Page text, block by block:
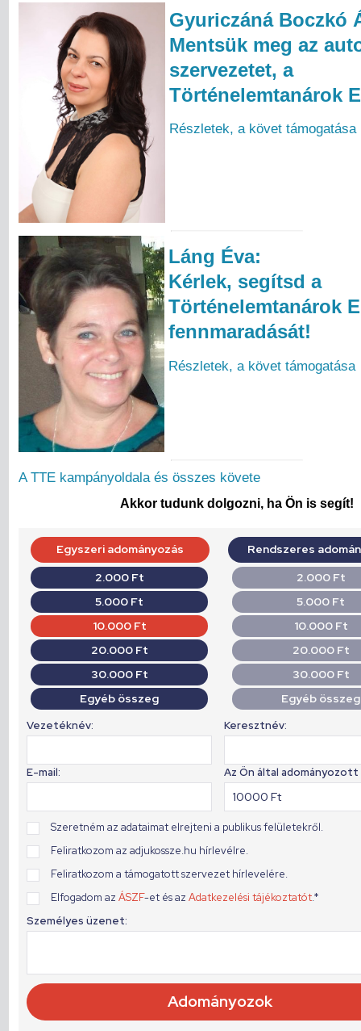
Gyuriczáná Boczkó
Mentsük meg az
szervezetet, a
Történelemtanárok
Részletek, a követ támogatása
Láng Éva:
Kérlek, segítsd a
Történelemtanárok
fennmaradását!
Részletek, a követ támogatása
A TTE kampányoldala és összes követe
Akkor tudunk dolgozni, ha Ön is segít!